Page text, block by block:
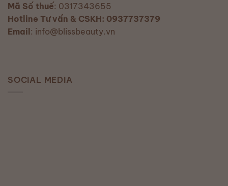
Mã Số thuế: 0317343655
Hotline Tư vấn & CSKH: 0937737379
Email: info@blissbeauty.vn
SOCIAL MEDIA